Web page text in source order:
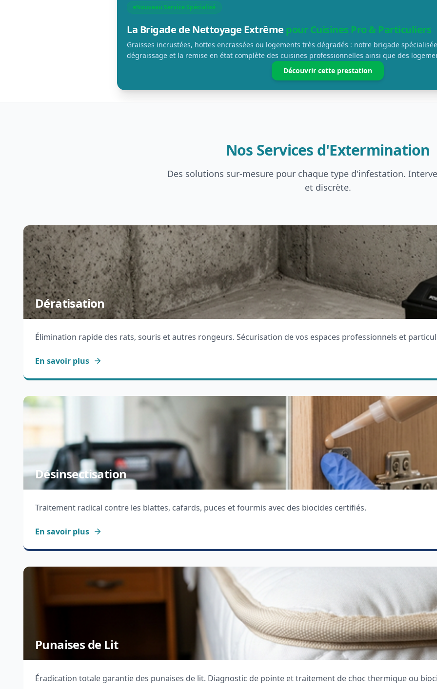
Nouveau Service Spécialisé
La Brigade de Nettoyage Extrême pour Cuisines Pro & Particuliers
Graisses incrustées, hottes encrassées ou logements très dégradés : notre brigade
dégraissage et la remise en état complète des cuisines professionnelles ainsi que des
Découvrir cette prestation
Nos Services d'Extermination
Des solutions sur-mesure pour chaque type d'infestation.
et discrète.
Dératisation
Élimination rapide des rats, souris et autres rongeurs. Sécurisation de vos espaces professionnels et
En savoir plus
Désinsectisation
Traitement radical contre les blattes, cafards, puces et fourmis avec des biocides certifiés.
En savoir plus
Punaises de Lit
Éradication totale garantie des punaises de lit. Diagnostic de pointe et traitement de choc thermique ou